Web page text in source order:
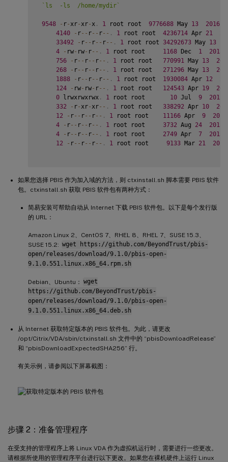
` ls  -ls  /home/mydir`
9548 - r- xr- xr- x . 1 root root 9776688 May 13 2016
4140
- r-- r-- r-- . 1 root root 4236714 Apr 21
33492
- r-- r-- r-- . 1 root root 34292673 May 13
4
- rw- rw- r-- . 1 root root 1168 Dec 1 2015
756
- r-- r-- r-- . 1 root root 770991 May 13
268
- r-- r-- r-- . 1 root root 271296 May 13
1888
- r-- r-- r-- . 1 root root 1930084 Apr 12
124
- rw- rw- r-- . 1 root root 124543 Apr 19
0 lrwxrwxrwx . 1 root root 10 Jul 9 2012
332
- r- xr- xr-- . 1 root root 338292 Apr 10
12
- r-- r-- r-- . 1 root root 11166 Apr 9 2015
4
- r-- r-- r-- . 1 root root 3732 Aug 24 2015
4
- r-- r-- r-- . 1 root root 2749 Apr 7 2015
12
- r-- r-- r-- . 1 root root 9133 Mar 21 2016
如果您选择 PBIS 作为加入域的方法，则 ctxinstall.sh 脚本需要 PBIS 软件
包。ctxinstall.sh 获取 PBIS 软件包有两种方式：
简易安装可帮助自动从 Internet 下载 PBIS 软件包。以下是每个发行版
的 URL：
Amazon Linux 2、CentOS 7、RHEL 8、RHEL 7、SUSE 15.3、
SUSE 15.2: wget https://github.com/BeyondTrust/pbis-
open/releases/download/9.1.0/pbis-open-
9.1.0.551.linux.x86_64.rpm.sh
Debian、Ubuntu： wget
https://github.com/BeyondTrust/pbis-
open/releases/download/9.1.0/pbis-open-
9.1.0.551.linux.x86_64.deb.sh
从 Internet 获取特定版本的 PBIS 软件包。为此，请更改
/opt/Citrix/VDA/sbin/ctxinstall.sh 文件中的 “pbisDownloadRelease”
和 “pbisDownloadExpectedSHA256” 行。
有关示例，请参阅以下屏幕截图：
步骤 2：准备管理程序
在受支持的管理程序上将 Linux VDA 作为虚拟机运行时，需要进行一些更改。
请根据所使用的管理程序平台进行以下更改。如果您在裸机硬件上运行 Linux